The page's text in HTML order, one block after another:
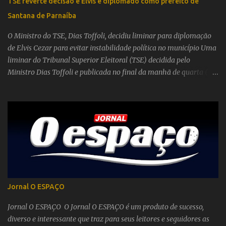
acionada após disparos e relatos de que haveria uma vítima caída
no bairro Jardim Náutico, em Mogi das Cruzes. Depois a vítima foi
identificada como Pedro Rodrigues Filho, conhecido como
“Pedrinho Matador”. Uma testemunha di...
Santana de Parnaíba
O Ministro do TSE, Dias Toffoli, decidiu liminar para diplomação
de Elvis Cezar para evitar instabilidade política no município Uma
liminar do Tribunal Superior Eleitoral (TSE) decidida pelo
Ministro Dias Toffoli e publicada no final da manhã de quarta (31)
juíza eleitoral de Barueri, Dra. Telma Berkelmans dos Santos, da
386ª Zona Eleitoral, na tarde desta quarta como prefeito de
Santana de Parnaíba, tendo como vice Oswaldo Borrelli (PSDB).
Elvis só não foi diplomado formalmente por falta de tempo hábil,
conforme consta no documento assinado pela Juíza Telma:
"Considerando a decisão liminar da corte máxima da Justiça
Eleitoral, que embasa a apresente, e permite a diplomação do
candidato eleito, bem como a votação alcançada pelo candidato
eleito, que exerce interina...
Jornal O ESPAÇO
Jornal O ESPAÇO O Jornal O ESPAÇO é um produto de sucesso,
diverso e interessante que traz para seus leitores e seguidores as